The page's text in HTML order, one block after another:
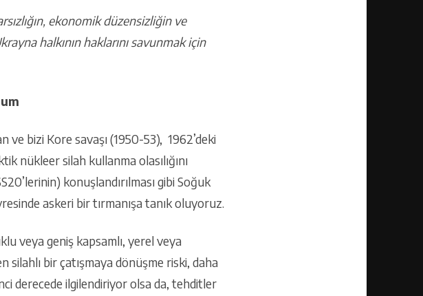
ekonomik düzensizliğin ve
halkının haklarını savunmak için
bizi Kore savaşı (1950-53), 1962’deki
nükleer silah kullanma olasılığını
konuşlandırılması gibi Soğuk
askeri bir tırmanışa tanık oluyoruz.
veya geniş kapsamlı, yerel veya
bir çatışmaya dönüşme riski, daha
derecede ilgilendiriyor olsa da, tehditler